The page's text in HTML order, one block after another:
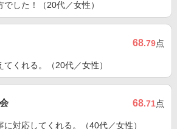
した！（20代／女性）
68.79点
くれる。（20代／女性）
68.71点
対応してくれる。（40代／女性）